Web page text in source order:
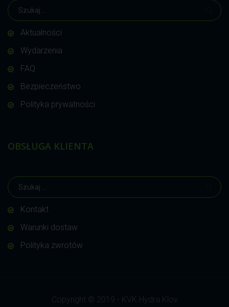
Aktualności
Wydarzenia
FAQ
Bezpieczeństwo
Polityka prywatności
OBSŁUGA KLIENTA
Kontakt
Warunki dostaw
Polityka zwrotów
Copyright © 2019 - KVK Hydra Klov